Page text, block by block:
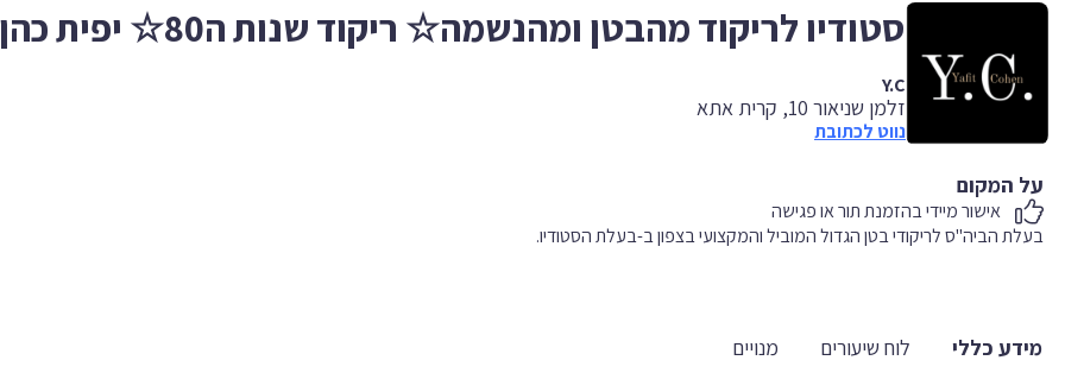
סטודיו לריקוד מהבטן ומהנשמה☆ ריקוד שנות ה80☆ יפית כהן ☆
Y.C
זלמן שניאור 10, קרית אתא
נווט לכתובת
על המקום
אישור מיידי בהזמנת תור או פגישה
‏בעלת הביה"ס לריקודי בטן הגדול המוביל והמקצועי בצפון‏ ב-‏בעלת הסטודיו‏.
מידע כללי לוח שיעורים מנויים